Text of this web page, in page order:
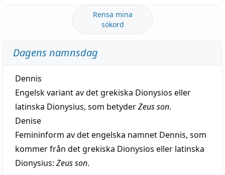
Rensa mina
sökord
Dagens namnsdag
Dennis
Engelsk variant av det grekiska Dionysios eller
latinska Dionysius, som betyderZeus son.
Denise
Femininform av det engelska namnet Dennis, som
kommer från det grekiska Dionysios eller latinska
Dionysius: Zeus son.